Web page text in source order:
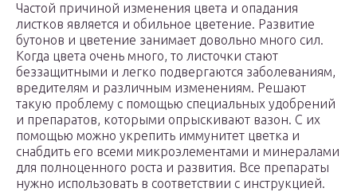
Частой причиной изменения цвета и опадания
листков является и обильное цветение. Развитие
бутонов и цветение занимает довольно много сил.
Когда цвета очень много, то листочки стают
беззащитными и легко подвергаются заболеваниям,
вредителям и различным изменениям. Решают
такую проблему с помощью специальных удобрений
и препаратов, которыми опрыскивают вазон. С их
помощью можно укрепить иммунитет цветка и
снабдить его всеми микроэлементами и минералами
для полноценного роста и развития. Все препараты
нужно использовать в соответствии с инструкцией.